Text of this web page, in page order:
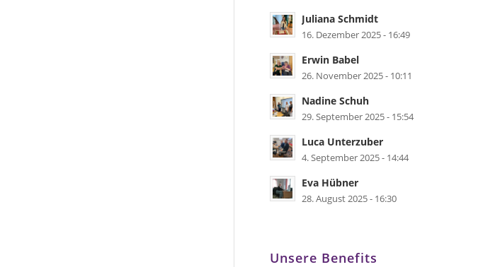
Juliana Schmidt
16. Dezember 2025 - 16:49
Erwin Babel
26. November 2025 - 10:11
Nadine Schuh
29. September 2025 - 15:54
Luca Unterzuber
4. September 2025 - 14:44
Eva Hübner
28. August 2025 - 16:30
Unsere Benefits